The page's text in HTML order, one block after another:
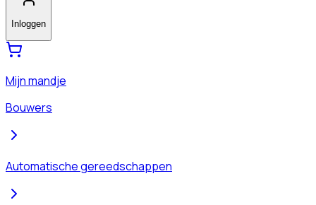
Inloggen
Mijn mandje
Bouwers
Automatische gereedschappen